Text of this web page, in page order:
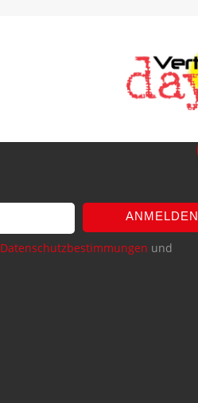
ANMELDEN
Datenschutzbestimmungen und